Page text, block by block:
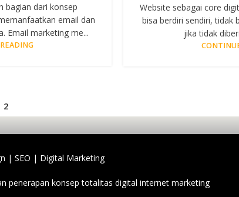
bagian dari konsep
email dan
Email marketing me...
Website sebagai core
bisa berdiri sendiri, tidak
jika tidak
2
| SEO | Digital Marketing
penerapan konsep totalitas digital internet marketing